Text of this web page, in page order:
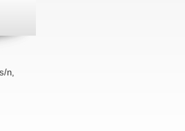
n,